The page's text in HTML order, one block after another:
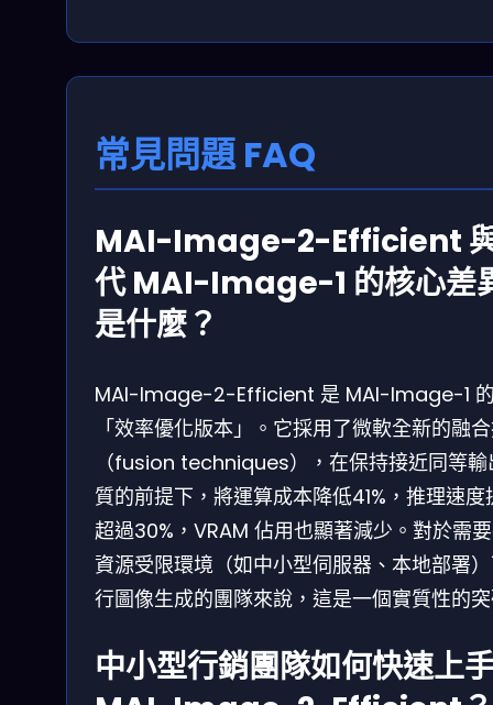
常見問題 FAQ
MAI-Image-2-Efficient
代 MAI-Image-1 的核心差
是什麼？
MAI-Image-2-Efficient 是 MAI-Image-1
「效率優化版本」。它採用了微軟全新的融
（fusion techniques），在保持接近同等輸
質的前提下，將運算成本降低41%，推理速度
超過30%，VRAM 佔用也顯著減少。對於需
資源受限環境（如中小型伺服器、本地部署
行圖像生成的團隊來說，這是一個實質性的
中小型行銷團隊如何快速上